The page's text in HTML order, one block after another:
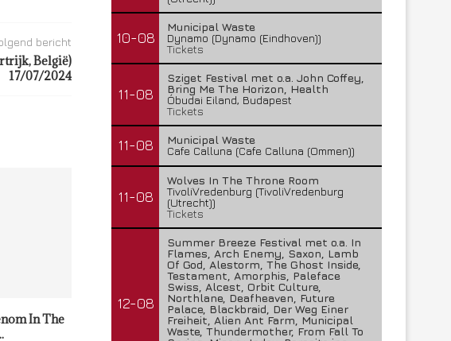
bericht
België)
17/07/2024
In The
10-08
Municipal Waste
Dynamo (Dynamo (Eindhoven))
Tickets
11-08
Sziget Festival met o.a. John Coffey,
Bring Me The Horizon, Health
Óbudai Eiland, Budapest
Tickets
11-08
Municipal Waste
Cafe Calluna (Cafe Calluna (Ommen))
11-08
Wolves In The Throne Room
TivoliVredenburg (TivoliVredenburg
(Utrecht))
Tickets
12-08
Summer Breeze Festival met o.a. In
Flames, Arch Enemy, Saxon, Lamb
Of God, Alestorm, The Ghost Inside,
Testament, Amorphis, Paleface
Swiss, Alcest, Orbit Culture,
Northlane, Deafheaven, Future
Palace, Blackbraid, Der Weg Einer
Freiheit, Alien Ant Farm, Municipal
Waste, Thundermother, From Fall To